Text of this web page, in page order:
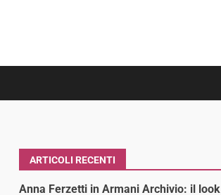
ARTICOLI RECENTI
Anna Ferzetti in Armani Archivio: il look